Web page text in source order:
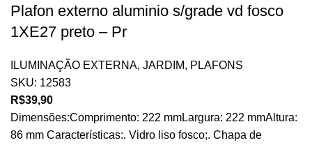
Plafon externo aluminio s/grade vd fosco
1XE27 preto – Pr
ILUMINAÇÃO EXTERNA, JARDIM, PLAFONS
SKU: 12583
R$39,90
Dimensões:Comprimento: 222 mmLargura: 222 mmAltura:
86 mm Características:. Vidro liso fosco;. Chapa de